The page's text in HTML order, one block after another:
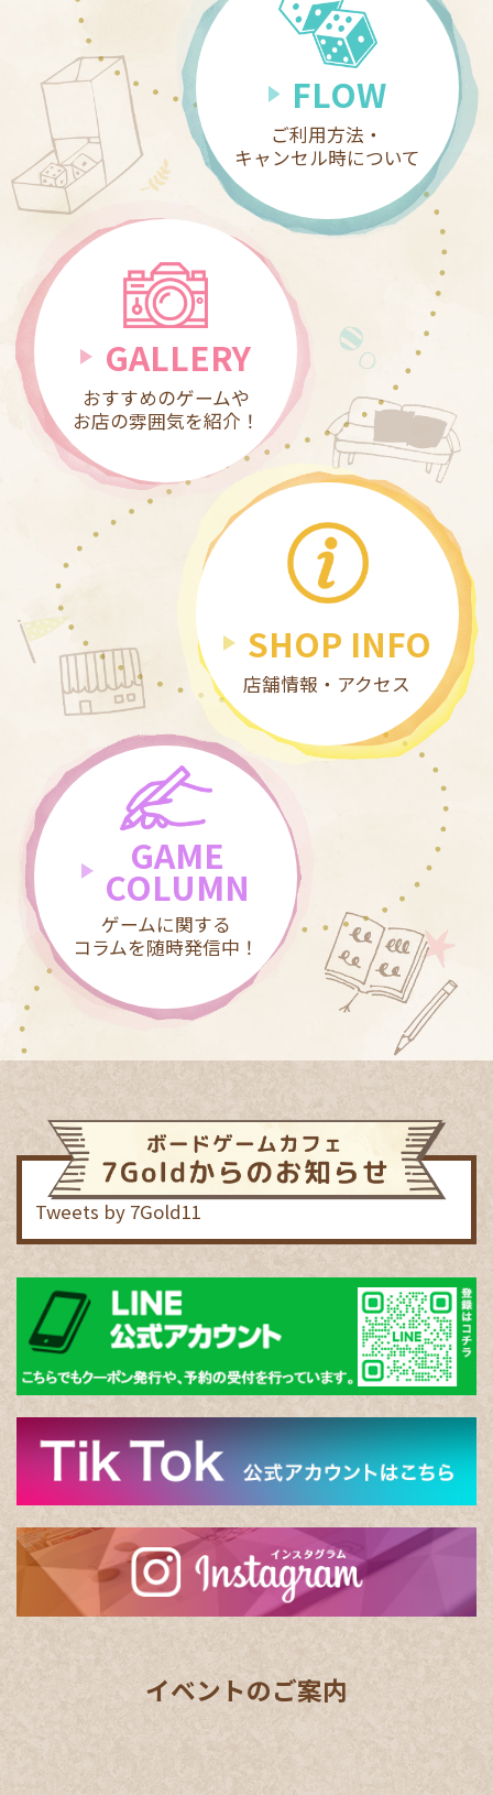
FLOW
ご利用方法・
キャンセル時について
GALLERY
おすすめのゲームや
お店の雰囲気を紹介！
SHOP INFO
店舗情報・アクセス
GAME
COLUMN
ゲームに関する
コラムを随時発信中！
Tweets by 7Gold11
イベントのご案内